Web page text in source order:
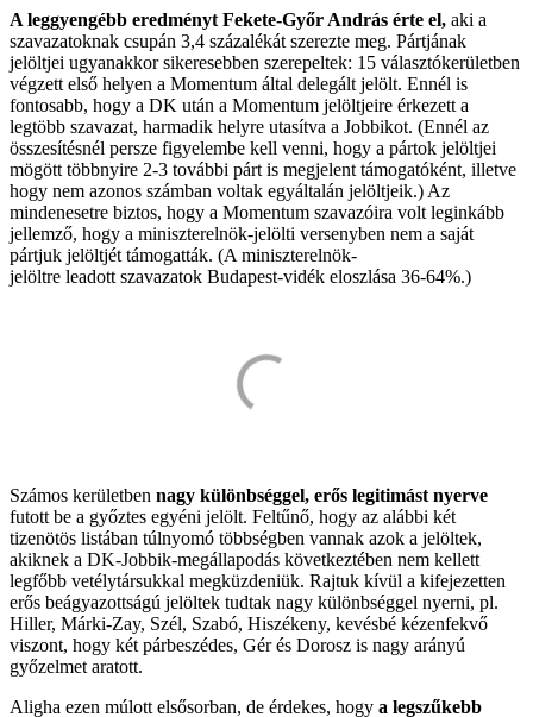
A leggyengébb eredményt Fekete-Győr András érte el, aki a
szavazatoknak csupán 3,4 százalékát szerezte meg. Pártjának
jelöltjei ugyanakkor sikeresebben szerepeltek: 15 választókerületben
végzett első helyen a Momentum által delegált jelölt. Ennél is
fontosabb, hogy a DK után a Momentum jelöltjeire érkezett a
legtöbb szavazat, harmadik helyre utasítva a Jobbikot. (Ennél az
összesítésnél persze figyelembe kell venni, hogy a pártok jelöltjei
mögött többnyire 2-3 további párt is megjelent támogatóként, illetve
hogy nem azonos számban voltak egyáltalán jelöltjeik.) Az
mindenesetre biztos, hogy a Momentum szavazóira volt leginkább
jellemző, hogy a miniszterelnök-jelölti versenyben nem a saját
pártjuk jelöltjét támogatták. (A miniszterelnök-
jelöltre leadott szavazatok Budapest-vidék eloszlása 36-64%.)
Számos kerületben nagy különbséggel, erős legitimást nyerve
futott be a győztes egyéni jelölt. Feltűnő, hogy az alábbi két
tizenötös listában túlnyomó többségben vannak azok a jelöltek,
akiknek a DK-Jobbik-megállapodás következtében nem kellett
legfőbb vetélytársukkal megküzdeniük. Rajtuk kívül a kifejezetten
erős beágyazottságú jelöltek tudtak nagy különbséggel nyerni, pl.
Hiller, Márki-Zay, Szél, Szabó, Hiszékeny, kevésbé kézenfekvő
viszont, hogy két párbeszédes, Gér és Dorosz is nagy arányú
győzelmet aratott.
Aligha ezen múlott elsősorban, de érdekes, hogy a legszűkebb